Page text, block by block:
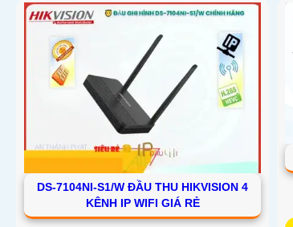
DS-7104NI-S1/W ĐẦU THU HIKVISION 4
KÊNH IP WIFI GIÁ RẺ